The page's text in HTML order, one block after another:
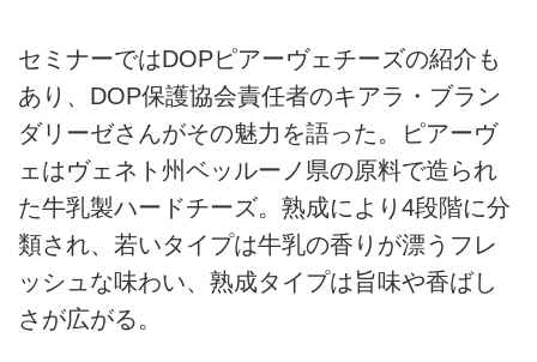
セミナーではDOPピアーヴェチーズの紹介も
あり、DOP保護協会責任者のキアラ・ブラン
ダリーゼさんがその魅力を語った。ピアーヴ
ェはヴェネト州ベッルーノ県の原料で造られ
た牛乳製ハードチーズ。熟成により4段階に分
類され、若いタイプは牛乳の香りが漂うフレ
ッシュな味わい、熟成タイプは旨味や香ばし
さが広がる。